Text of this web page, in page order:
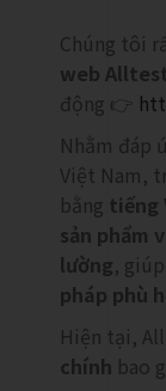
Chúng tôi
web
động 👉
Nhằm đáp
Việt Nam,
bằng tiếng
sản phẩm
lường,
pháp phù
Hiện tại,
chính bao